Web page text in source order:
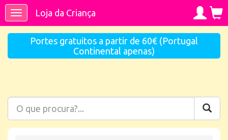
ToggleLoja da Criança
Portes gratuitos a partir de 60€ (Portugal
Continental apenas)